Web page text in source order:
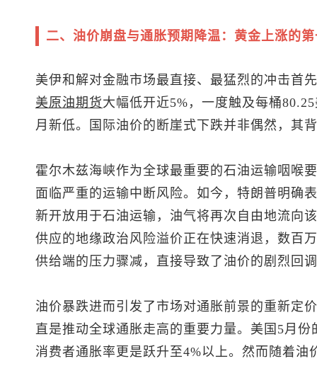
二、油价崩盘与通胀预期降温：黄金上涨的
美伊和解对金融市场最直接、最猛烈的冲击首
美原油期货大幅低开近5%，一度触及每桶
月新低。国际油价的断崖式下跌并非偶然，其
霍尔木兹海峡作为全球最重要的石油运输咽喉
面临严重的运输中断风险。如今，特朗普明确
新开放用于石油运输，油气将再次自由地流向
供应的地缘政治风险溢价正在快速消退，数百
供给端的压力骤减，直接导致了油价的剧烈回
油价暴跌进而引发了市场对通胀前景的重新定
直是推动全球通胀走高的重要力量。美国5月
消费者通胀率更是跃升至4%以上。然而随着